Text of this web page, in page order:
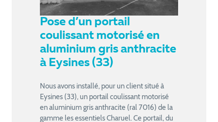
Pose d’un portail
coulissant motorisé en
aluminium gris anthracite
à Eysines (33)
Nous avons installé, pour un client situé à
Eysines (33), un portail coulissant motorisé
en aluminium gris anthracite (ral 7016) de la
gamme les essentiels Charuel. Ce portail, du